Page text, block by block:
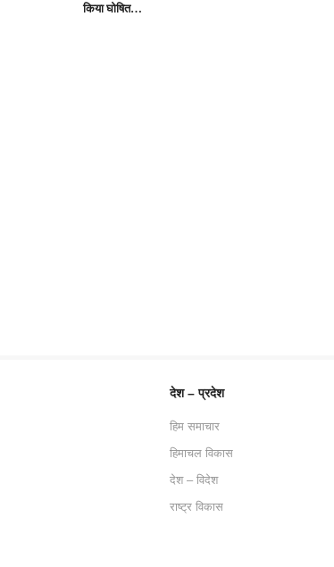
किया घोषित…
देश – प्रदेश
हिम समाचार
हिमाचल विकास
देश – विदेश
राष्ट्र विकास